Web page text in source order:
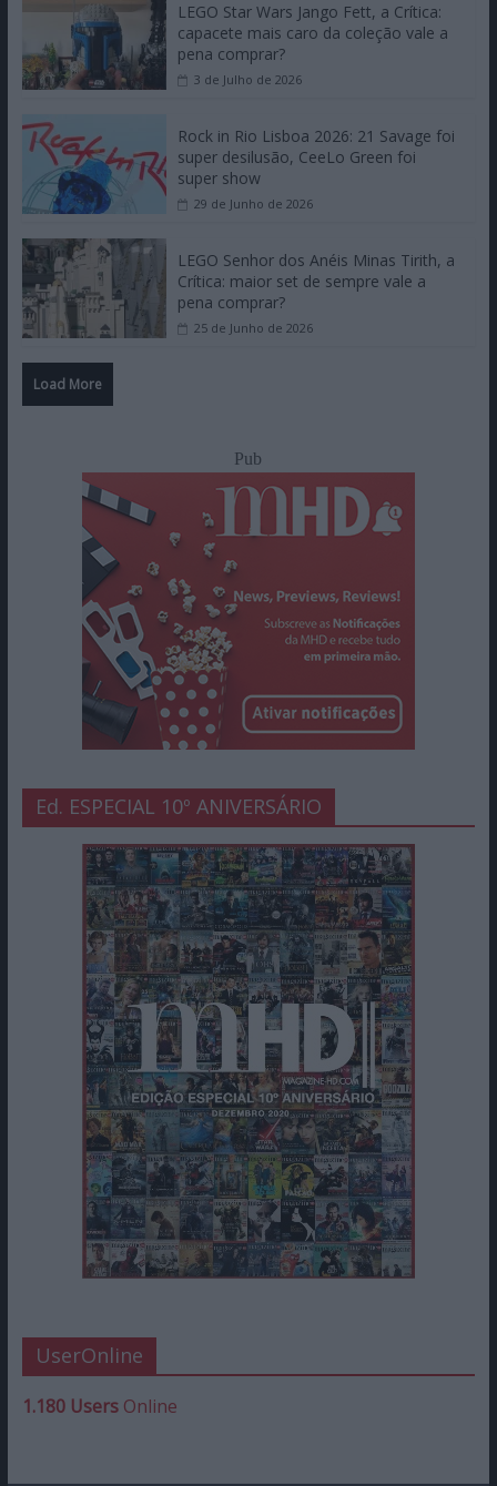
LEGO Star Wars Jango Fett, a Crítica:
capacete mais caro da coleção vale a
pena comprar?
3 de Julho de 2026
Rock in Rio Lisboa 2026: 21 Savage foi
super desilusão, CeeLo Green foi
super show
29 de Junho de 2026
LEGO Senhor dos Anéis Minas Tirith, a
Crítica: maior set de sempre vale a
pena comprar?
25 de Junho de 2026
Load More
Pub
Ed. ESPECIAL 10º ANIVERSÁRIO
UserOnline
1.180 UsersOnline